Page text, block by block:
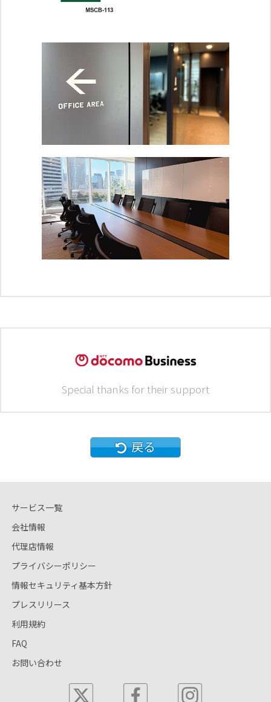
Special thanks for their support
戻る
サービス一覧
会社情報
代理店情報
プライバシーポリシー
情報セキュリティ基本方針
プレスリリース
利用規約
FAQ
お問い合わせ